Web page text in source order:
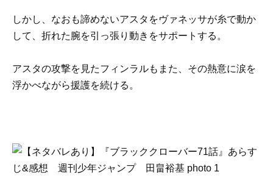
しかし、なおも諦めないアスタをヴァネッサが糸で動か
して、折れた腕を引っ張り動きをサポートする。
アスタの攻撃を見たフィンラルもまた、その熱意に涙を
浮かべながら援護を続ける。